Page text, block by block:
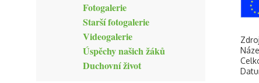
Fotogalerie
Starší fotogalerie
Videogalerie
Úspěchy našich žáků
Duchovní život